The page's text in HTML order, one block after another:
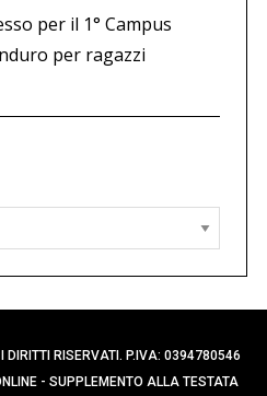
per il 1° Campus
per ragazzi
RISERVATI. P.IVA: 0394780546
- SUPPLEMENTO ALLA TESTATA